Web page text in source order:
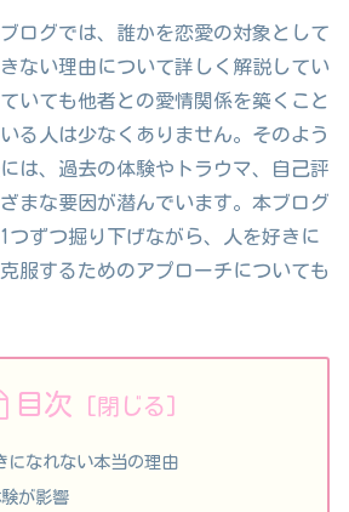
ログでは、誰かを恋愛の対象として
ない理由について詳しく解説してい
いても他者との愛情関係を築くこと
る人は少なくありません。そのよう
は、過去の体験やトラウマ、自己評
まな要因が潜んでいます。本ブログ
つずつ掘り下げながら、人を好きに
服するためのアプローチについても
目次
になれない本当の理由
が影響